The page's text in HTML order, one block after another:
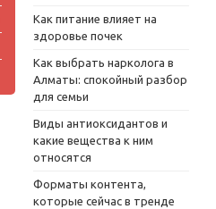
Как питание влияет на
здоровье почек
Как выбрать нарколога в
Алматы: спокойный разбор
для семьи
Виды антиоксидантов и
какие вещества к ним
относятся
Форматы контента,
которые сейчас в тренде